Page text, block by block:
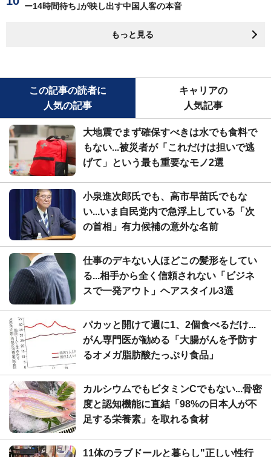
ー14時間待ち｣が映し出す中国人客の本音
もっと見る
この記事の読者に
人気の記事
キャリアの
人気記事
大地震でまず確保すべきは水でも食料で
もない...被災者が「これだけは担いで逃
げて」という最も重要なモノ2選
小泉進次郎氏でも、高市早苗氏でもな
い...いま自民党内で急浮上している「次
の首相」有力候補の意外な名前
仕事のデキない人ほどこの髪形をしてい
る...相手から全く信頼されない「ビジネ
スで一発アウト」ヘアスタイル3選
パカッと開けて週に1、2個食べるだけ...
がん専門医が勧める「大腸がんを予防す
るオメガ脂肪酸たっぷり食品」
カルシウムでもビタミンCでもない...骨密
度と認知機能に直結「98%の日本人が不
足する栄養素」を取れる食材
11体のラブドールと暮らし"正しい性行